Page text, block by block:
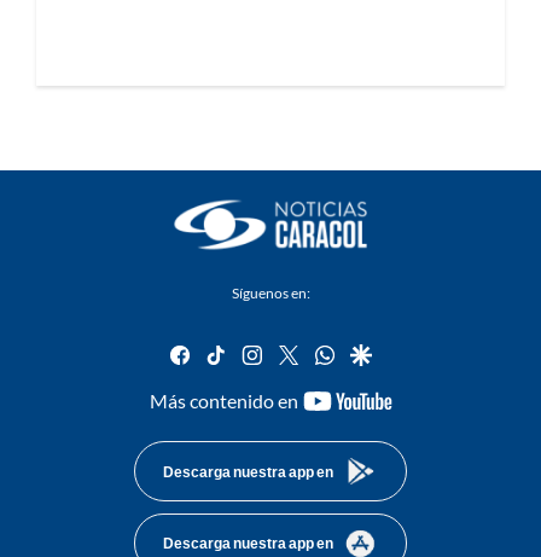
Síguenos en:
facebook
tiktok instagram
twitterwhatsapp
google
Más contenido en
youtube-
Descarga nuestra app en
Descarga nuestra app en